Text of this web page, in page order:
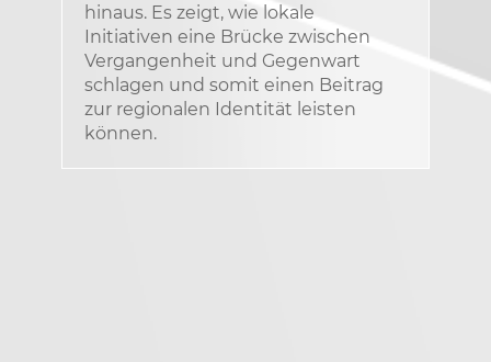
hinaus. Es zeigt, wie lokale
Initiativen eine Brücke zwischen
Vergangenheit und Gegenwart
schlagen und somit einen Beitrag
zur regionalen Identität leisten
können.